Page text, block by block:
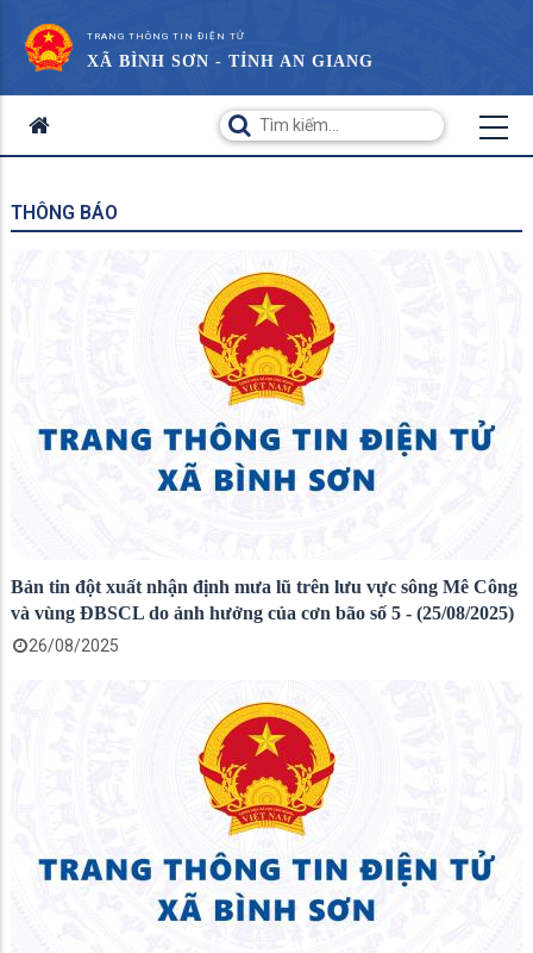
TRANG THÔNG TIN ĐIỆN TỬ
XÃ BÌNH SƠN - TỈNH AN GIANG
THÔNG BÁO
Bản tin đột xuất nhận định mưa lũ trên lưu vực sông Mê Công
và vùng ĐBSCL do ảnh hưởng của cơn bão số 5 - (25/08/2025)
26/08/2025